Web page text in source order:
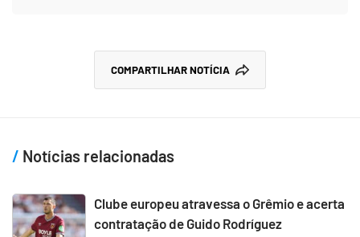
COMPARTILHAR NOTÍCIA
Notícias relacionadas
Clube europeu atravessa o Grêmio e acerta
contratação de Guido Rodríguez